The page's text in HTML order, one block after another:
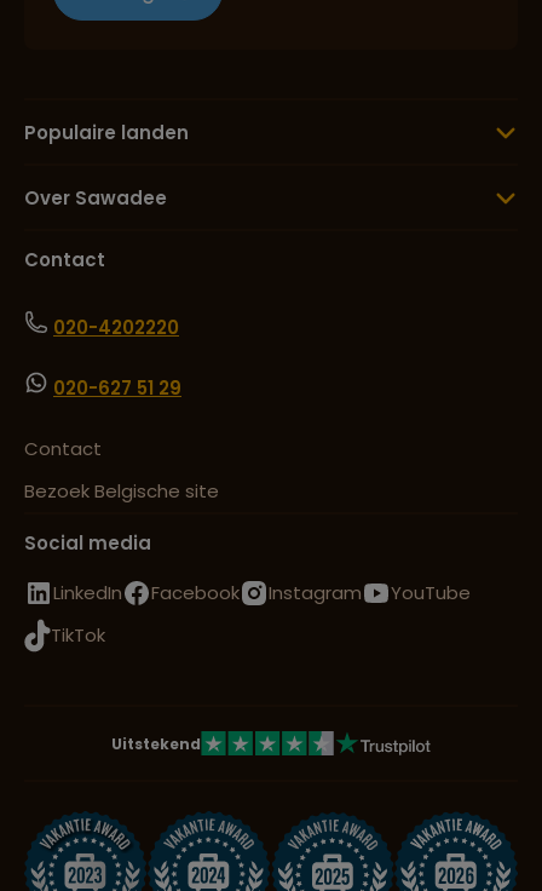
Populaire landen
Over Sawadee
Contact
020-4202220
020-627 51 29
Contact
Bezoek Belgische site
Social media
LinkedIn
Facebook Instagram
YouTube
TikTok
Uitstekend